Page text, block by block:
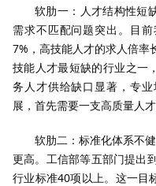
软肋一：人才结构性短
需求不匹配问题突出。目
7%，高技能人才的求人倍率
技能人才最短缺的行业之一
务人才供给缺口显著，专
展，首先需要一支高质量人才
软肋二：标准化体系不
更高。工信部等五部门提出
行业标准40项以上。这一目